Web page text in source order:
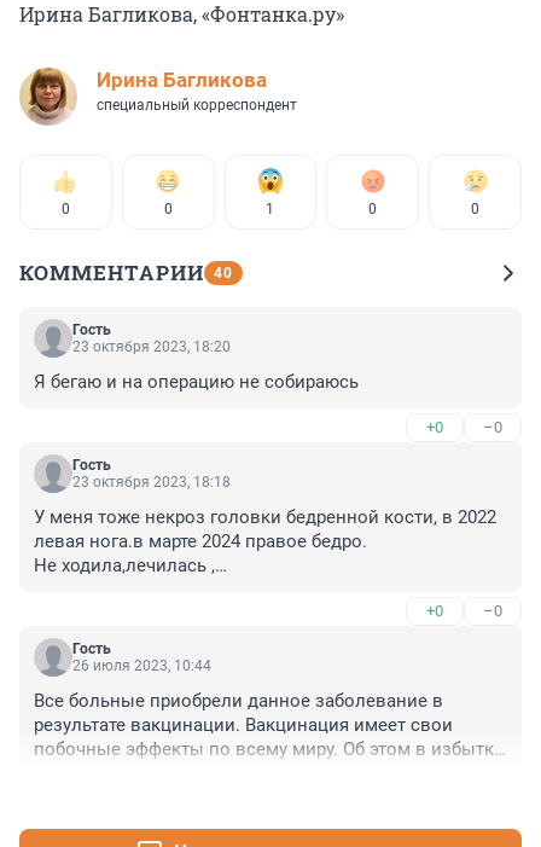
Ирина Багликова, «Фонтанка.ру»
Ирина Багликова
специальный корреспондент
0 0 1 0 0
КОММЕНТАРИИ 40
Гость
23 октября 2023, 18:20
Я бегаю и на операцию не собираюсь
+0 –0
Гость
23 октября 2023, 18:18
У меня тоже некроз головки бедренной кости, в 2022
левая нога.в марте 2024 правое бедро.
Не ходила,лечилась ,
Prp процедуры.по цене доступно,но проходила 3оаза
лечение на левую сторону,на правую пока 1.
Планирую презентацию месяц на лечен е ,пройти
Безболезненно,амбулаторно.
Аолавное я бег и на операцию не обираюсь.
+0 –0
Гость
26 июля 2023, 10:44
Все больные приобрели данное заболевание в
результате вакцинации. Вакцинация имеет свои
побочные эффекты по всему миру. Об этом в избытке